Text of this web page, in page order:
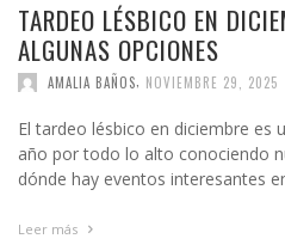
TARDEO LÉSBICO EN
ALGUNAS OPCIONES
AMALIA BAÑOS NOVIEMBRE 29, 2025
El tardeo lésbico en diciembre es
año por todo lo alto conociendo
dónde hay eventos interesantes
Leer más